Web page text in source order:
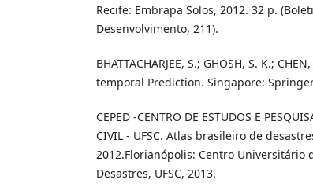
Recife: Embrapa Solos, 2012. 32 p.
Desenvolvimento, 211).
BHATTACHARJEE, S.; GHOSH, S. K.;
temporal Prediction. Singapore:
CEPED -CENTRO DE ESTUDOS E
CIVIL - UFSC. Atlas brasileiro de
2012.Florianópolis: Centro Universitário
Desastres, UFSC, 2013.